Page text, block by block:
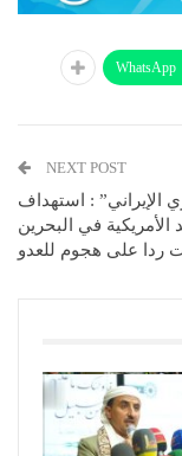
WhatsApp
NEXT POST
الإيراني” : استهداف
الأمريكية في البحرين
ردا على هجوم للعدو